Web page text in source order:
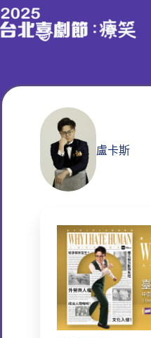
跳
至
容
盧卡斯